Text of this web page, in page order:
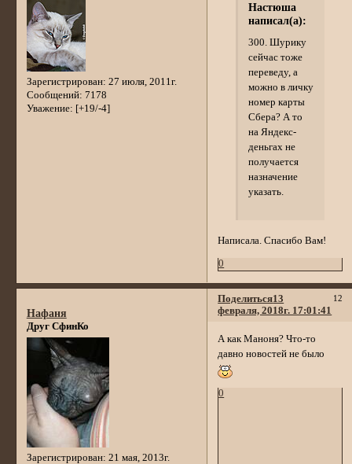
Зарегистрирован: 27 июля, 2011г.
Сообщений: 7178
Уважение: [+19/-4]
Настюша
написал(а):
300. Шурику
сейчас тоже
переведу, а
можно в личку
номер карты
Сбера? А то
на Яндекс-
деньгах не
получается
назначение
указать.
Написала. Спасибо Вам!
0
Поделиться 12
13
февраля, 2018г. 17:01:41
Нафаня
Друг СфинКо
Зарегистрирован: 21 мая, 2013г.
А как Маноня? Что-то
давно новостей не было
0